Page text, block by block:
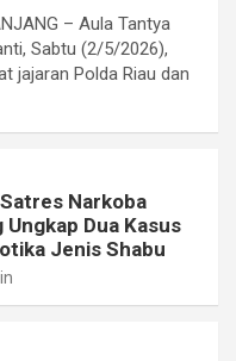
– Aula Tantya
Sabtu (2/5/2026),
jajaran Polda Riau dan
Narkoba
Dua Kasus
Jenis Shabu